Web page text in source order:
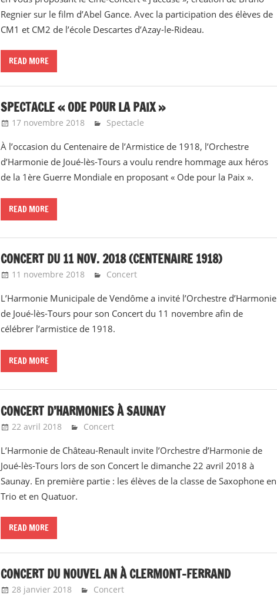
Regnier sur le film d’Abel Gance. Avec la participation des élèves de
CM1 et CM2 de l’école Descartes d’Azay-le-Rideau.
READ MORE
SPECTACLE « ODE POUR LA PAIX »
17 novembre 2018 Emeline Design
Spectacle
À l’occasion du Centenaire de l’Armistice de 1918, l’Orchestre
d’Harmonie de Joué-lès-Tours a voulu rendre hommage aux héros
de la 1ère Guerre Mondiale en proposant « Ode pour la Paix ».
READ MORE
CONCERT DU 11 NOV. 2018 (CENTENAIRE 1918)
11 novembre 2018 Emeline Design
Concert
L’Harmonie Municipale de Vendôme a invité l’Orchestre d’Harmonie
de Joué-lès-Tours pour son Concert du 11 novembre afin de
célébrer l’armistice de 1918.
READ MORE
CONCERT D’HARMONIES À SAUNAY
22 avril 2018 Emeline Design
Concert
L’Harmonie de Château-Renault invite l’Orchestre d’Harmonie de
Joué-lès-Tours lors de son Concert le dimanche 22 avril 2018 à
Saunay. En première partie : les élèves de la classe de Saxophone en
Trio et en Quatuor.
READ MORE
CONCERT DU NOUVEL AN À CLERMONT-FERRAND
28 janvier 2018 Emeline Design
Concert